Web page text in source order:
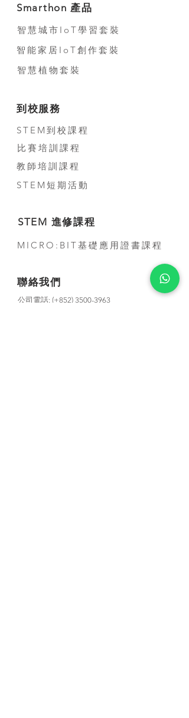
Smarthon 產品
智慧城市IoT學習套裝
智能家居IoT創作套裝
智慧植物套裝
到校服務
STEM到校課程
比賽培訓課程
教師培訓課程
STEM短期活動
STEM 進修課程
MICRO:BIT基礎應用證書課程
聯絡我們
公司電話: (+852) 3500-3963